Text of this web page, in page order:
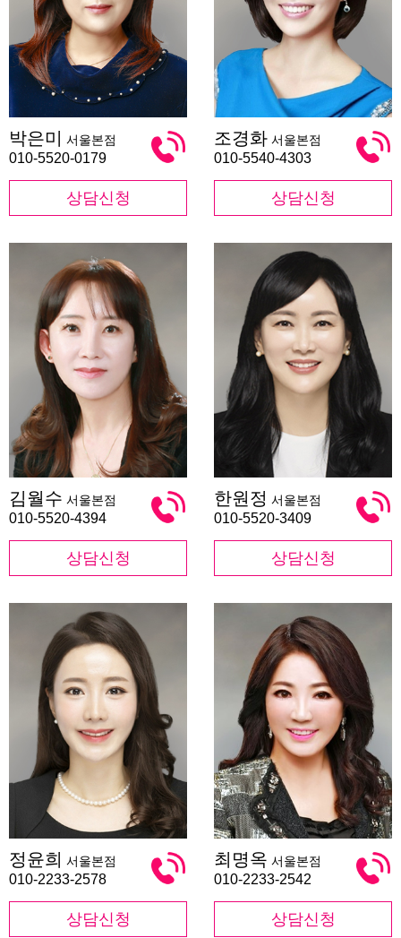
은
미
박은미 서울본점
010-5520-0179
상담신청
경
화
조경화 서울본점
010-5540-4303
상담신청
월
수
김월수 서울본점
010-5520-4394
상담신청
원
정
한원정 서울본점
010-5520-3409
상담신청
윤
희
정윤희 서울본점
010-2233-2578
상담신청
명
옥
최명옥 서울본점
010-2233-2542
상담신청